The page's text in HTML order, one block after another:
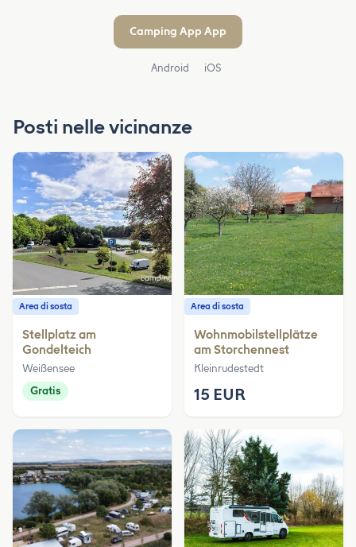
Camping App App
Android iOS
Posti nelle vicinanze
Area di sosta
Stellplatz am
Gondelteich
Weißensee
Gratis
Area di sosta
Wohnmobilstellplätze
am Storchennest
Kleinrudestedt
15 EUR